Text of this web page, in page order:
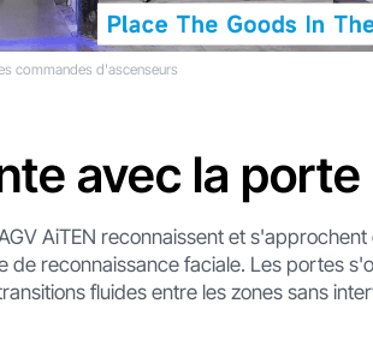
commandes d'ascenseurs
avec la porte
AiTEN reconnaissent et
de reconnaissance faciale. Les portes
fluides entre les zones sans